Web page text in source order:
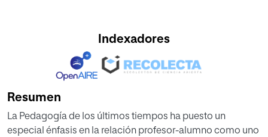
Indexadores
Resumen
La Pedagogía de los últimos tiempos ha puesto un
especial énfasis en la relación profesor-alumno como uno